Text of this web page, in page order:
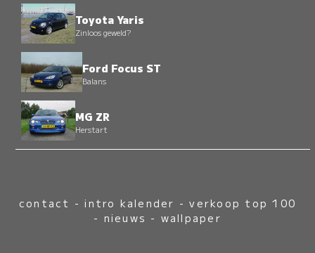
Toyota Yaris
Zinloos geweld?
Ford Focus ST
Balans
MG ZR
Herstart
contact -intro kalender -verkoop top 100
- nieuws - wallpaper